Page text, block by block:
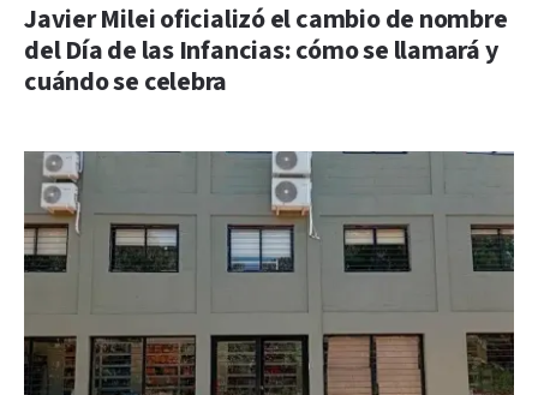
Javier Milei oficializó el cambio de nombre
del Día de las Infancias: cómo se llamará y
cuándo se celebra